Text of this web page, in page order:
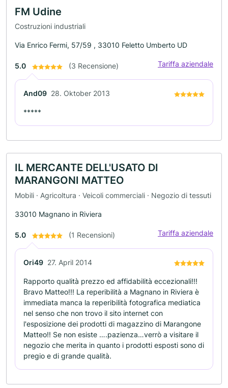
FM Udine
Costruzioni industriali
Via Enrico Fermi, 57/59 , 33010 Feletto Umberto UD
5.0 (3 Recensione) Tariffa aziendale
And09 28. Oktober 2013
*****
IL MERCANTE DELL'USATO DI
MARANGONI MATTEO
Mobili · Agricoltura · Veicoli commerciali · Negozio di tessuti
33010 Magnano in Riviera
5.0 (1 Recensioni) Tariffa aziendale
Ori49 27. April 2014
Rapporto qualità prezzo ed affidabilità eccezionali!!!
Bravo Matteo!!! La reperibilità a Magnano in Riviera è
immediata manca la reperibilità fotografica mediatica
nel senso che non trovo il sito internet con
l'esposizione dei prodotti di magazzino di Marangone
Matteo!! Se non esiste ….pazienza…verrò a visitare il
negozio che merita in quanto i prodotti esposti sono di
pregio e di grande qualità.